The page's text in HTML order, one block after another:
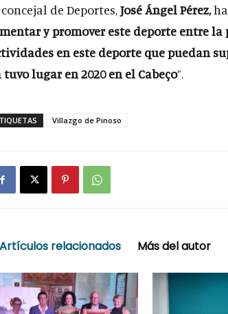
de Deportes,José Ángel Pérez,
y promover este deporte entre
en este deporte que puedan
tuvo lugar en 2020 en el Cabeço”.
Villazgo de Pinoso
Artículos relacionados Más del autor